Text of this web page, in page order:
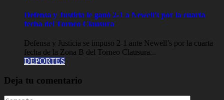
Defensa y Justicia le ganó 2-1 a Newell’s por la cuarta
fecha del Torneo Clausura
Defensa y Justicia se impuso 2-1 ante Newell’s por la cuarta
fecha de la Zona B del Torneo Clausura...
DEPORTES
Deja tu comentario